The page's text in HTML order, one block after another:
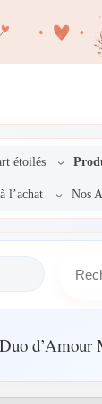
étoilés
l’achat Nos
r
h
d’Amour